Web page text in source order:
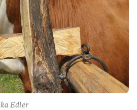
Edler